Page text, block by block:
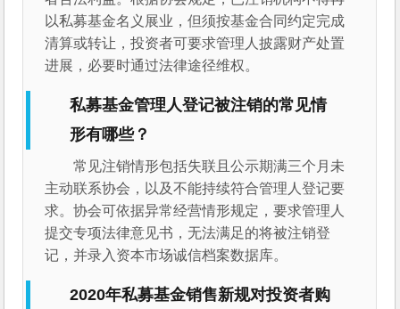
以私募基金名义展业，但须按基金合同约定完成
清算或转让，投资者可要求管理人披露财产处置
进展，必要时通过法律途径维权。
私募基金管理人登记被注销的常见情
形有哪些？
常见注销情形包括失联且公示期满三个月未
主动联系协会，以及不能持续符合管理人登记要
求。协会可依据异常经营情形规定，要求管理人
提交专项法律意见书，无法满足的将被注销登
记，并录入资本市场诚信档案数据库。
2020年私募基金销售新规对投资者购